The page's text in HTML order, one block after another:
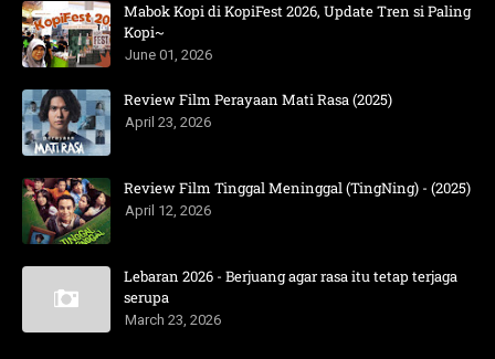
Mabok Kopi di KopiFest 2026, Update Tren si Paling
Kopi~
June 01, 2026
Review Film Perayaan Mati Rasa (2025)
April 23, 2026
Review Film Tinggal Meninggal (TingNing) - (2025)
April 12, 2026
Lebaran 2026 - Berjuang agar rasa itu tetap terjaga
serupa
March 23, 2026